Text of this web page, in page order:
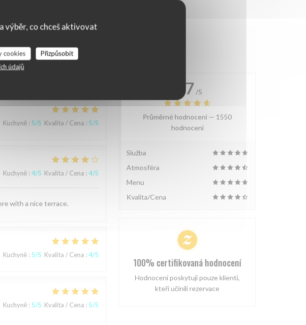
výběr, co chceš aktivovat
cookies
Přizpůsobit
údajů
Kuchyně : 5/5 Kvalita / Cena : 5/5
Kuchyně : 4/5 Kvalita / Cena : 4/5
with a nice terrace.
Kuchyně : 5/5 Kvalita / Cena : 4/5
Kuchyně : 5/5 Kvalita / Cena : 5/5
4.7 /5
Průměrné hodnocení — 1550
hodnoceni
Služba
Atmosféra
Menu
Kvalita/Cena
100% certifikovaná hodnocení
Hodnocení poskytují pouze klienti,
kteří učinili rezervace